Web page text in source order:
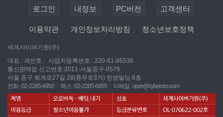
로그인 내정보 PC버전 고객센터
이용약관 개인정보처리방침 청소년보호정책
세계사이버기원(주)
대표 : 곽민호
사업자등록번호 : 220-81-86538
통신판매업 신고번호:2011-서울중구-0579
서울 중구 퇴계로27길 28(충무로3가) 한영빌딩 6층
전화 : 02-2285-6950
팩스 : 02-2285-6955 이메일 :oper@cyberoro.com